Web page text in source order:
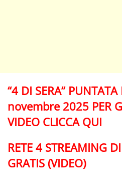
“4 DI SERA”
novembre 2025 PER
VIDEO CLICCA QUI
RETE 4 STREAMING
GRATIS (VIDEO)